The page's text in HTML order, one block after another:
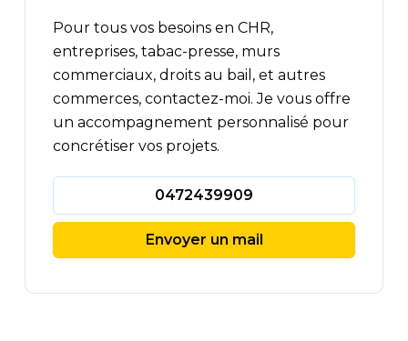
Pour tous vos besoins en CHR,
entreprises, tabac-presse, murs
commerciaux, droits au bail, et autres
commerces, contactez-moi. Je vous offre
un accompagnement personnalisé pour
concrétiser vos projets.
0472439909
Envoyer un mail